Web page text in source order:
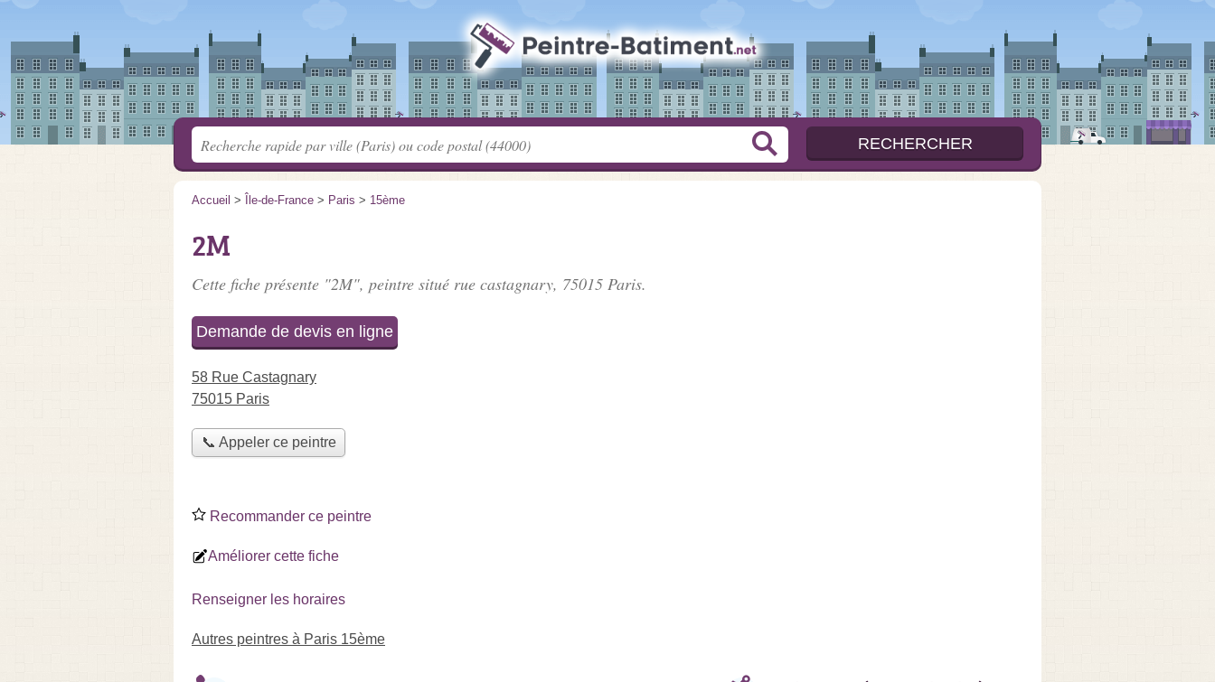
Accueil > Île-de-France > Paris > 15ème
2M
Cette fiche présente "2M", peintre situé rue castagnary, 75015 Paris.
Demande de devis en ligne
58 Rue Castagnary
75015 Paris
📞 Appeler ce peintre
Recommander ce peintre
Améliorer cette fiche
Renseigner les horaires
Autres peintres à Paris 15ème